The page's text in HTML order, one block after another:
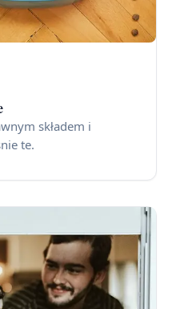
składem i
te.